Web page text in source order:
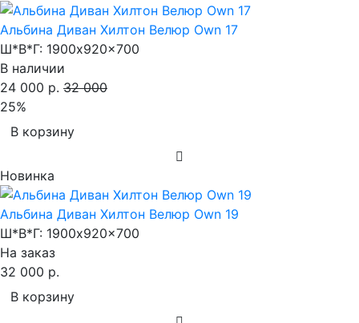
Альбина Диван Хилтон Велюр Own 17
Ш*В*Г: 1900x920x700
В наличии
24 000 р. 32 000
25%
В корзину
Новинка
Альбина Диван Хилтон Велюр Own 19
Ш*В*Г: 1900x920x700
На заказ
32 000 р.
В корзину